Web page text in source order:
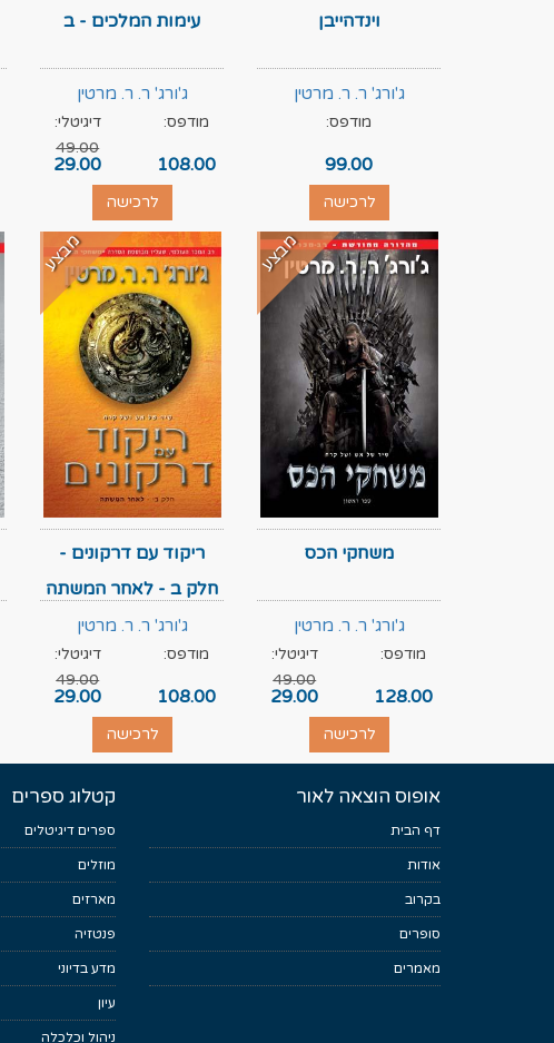
וינדהייבן
ג'ורג' ר. ר. מרטין
מודפס:
99.00
לרכישה
עימות המלכים - ב
ג'ורג' ר. ר. מרטין
מודפס:
108.00
דיגיטלי:
49.00
29.00
לרכישה
מבצע
משחקי הכס
ג'ורג' ר. ר. מרטין
מודפס:
128.00
דיגיטלי:
49.00
29.00
לרכישה
מבצע
ריקוד עם דרקונים -
חלק ב - לאחר המשתה
ג'ורג' ר. ר. מרטין
מודפס:
108.00
דיגיטלי:
49.00
29.00
לרכישה
אופוס הוצאה לאור
דף הבית
אודות
בקרוב
סופרים
מאמרים
קטלוג ספרים
ספרים דיגיטלים
מוזלים
מארזים
פנטזיה
מדע בדיוני
עיון
ניהול וכלכלה